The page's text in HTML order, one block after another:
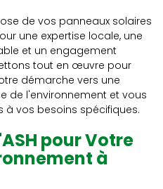
de vos panneaux solaires
une expertise locale, une
et un engagement
tout en œuvre pour
démarche vers une
de l'environnement et vous
à vos besoins spécifiques.
pour Votre
à